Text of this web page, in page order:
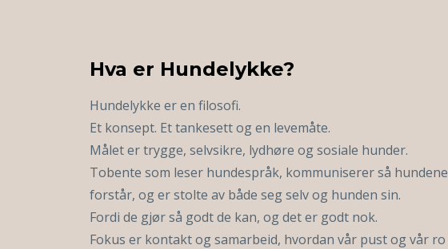
Hva er Hundelykke?
Hundelykke er en filosofi.
Et konsept. Et tankesett og en levemåte.
Målet er trygge, selvsikre, lydhøre og sosiale hunder.
Tobente som leser hundespråk, kommuniserer så hundene
forstår, og er stolte av både seg selv og hunden sin.
Fordi de gjør så godt de kan, og det er godt nok.
Fokus er kontakt og samarbeid, hvordan vår pust og vår ro